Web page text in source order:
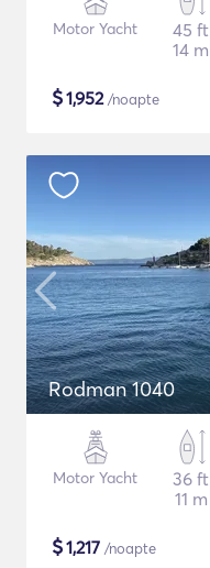
Motor Yacht
45 ft
14 m
$1,952/noapte
Rodman 1040
Motor Yacht
36 ft
11 m
$1,217 /noapte